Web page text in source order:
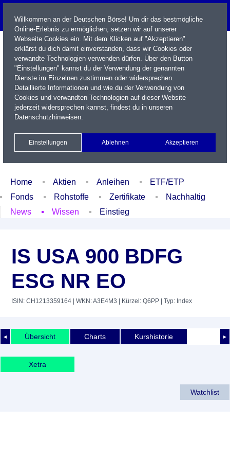
Name / WKN / ISIN / Kürzel
Xetra Realtime
Watchlist Portfolio Login
Home Aktien Anleihen
ETF/ETP
Fonds
Rohstoffe Zertifikate
Nachhaltig
News
Wissen Einstieg
IS USA 900 BDFG
ESG NR EO
ISIN: CH1213359164 | WKN: A3E4M3 | Kürzel: Q6PP | Typ: Index
◄ ►
Übersicht Charts Kurshistorie
Xetra
Watchlist
Willkommen an der Deutschen Börse! Um dir das bestmögliche
Online-Erlebnis zu ermöglichen, setzen wir auf unserer
Webseite Cookies ein. Mit dem Klicken auf "Akzeptieren"
erklärst du dich damit einverstanden, dass wir Cookies oder
verwandte Technologien verwenden dürfen. Über den Button
"Einstellungen" kannst du der Verwendung der genannten
Dienste im Einzelnen zustimmen oder widersprechen.
Detaillierte Informationen und wie du der Verwendung von
Cookies und verwandten Technologien auf dieser Website
jederzeit widersprechen kannst, findest du in unseren
Datenschutzhinweisen.
Einstellungen Ablehnen Akzeptieren